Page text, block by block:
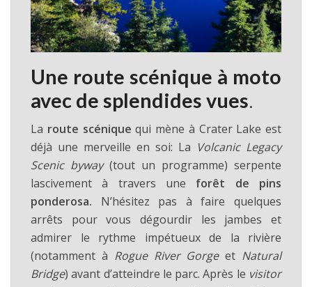
Une route scénique à moto
avec de splendides vues.
La route scénique qui mène à Crater Lake est
déjà une merveille en soi: La Volcanic Legacy
Scenic byway(tout un programme) serpente
lascivement à travers une forêt de pins
ponderosa. N’hésitez pas à faire quelques
arrêts pour vous dégourdir les jambes et
admirer le rythme impétueux de la rivière
(notamment à Rogue River Gorgeet Natural
Bridge) avant d’atteindre le parc. Après le visitor